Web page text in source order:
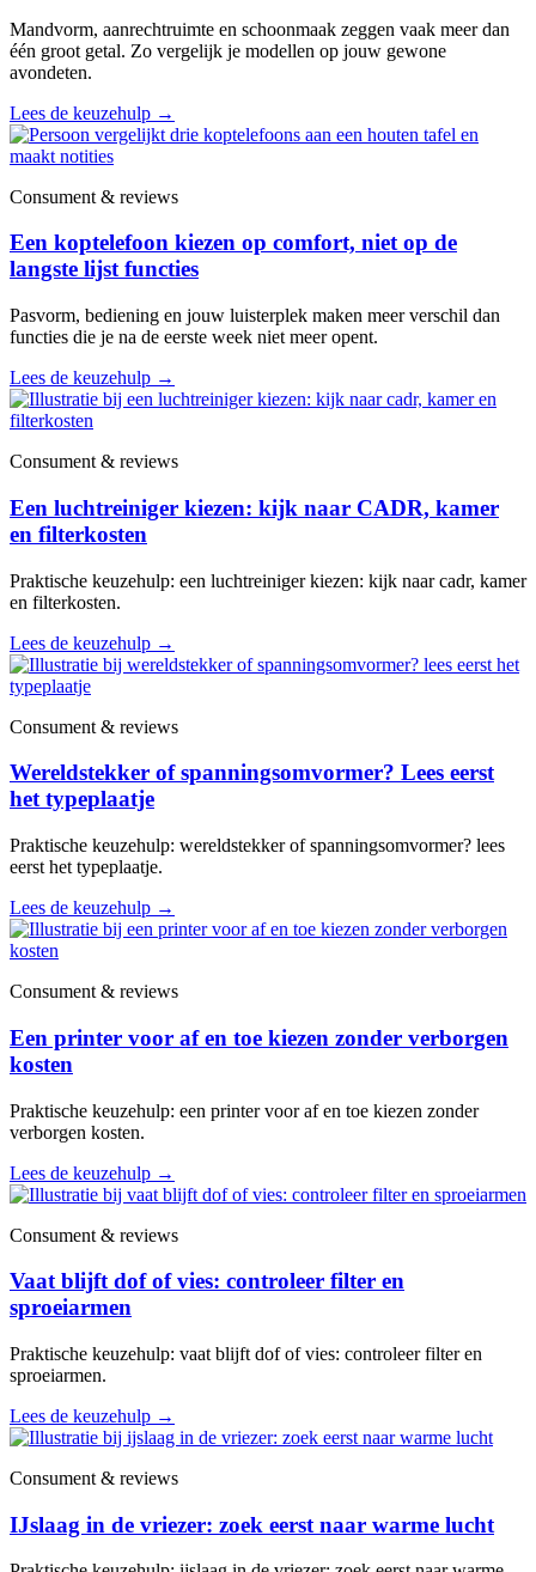
Mandvorm, aanrechtruimte en schoonmaak zeggen vaak meer dan
één groot getal. Zo vergelijk je modellen op jouw gewone
avondeten.
Lees de keuzehulp →
Consument & reviews
Een koptelefoon kiezen op comfort, niet op de
langste lijst functies
Pasvorm, bediening en jouw luisterplek maken meer verschil dan
functies die je na de eerste week niet meer opent.
Lees de keuzehulp →
Consument & reviews
Een luchtreiniger kiezen: kijk naar CADR, kamer
en filterkosten
Praktische keuzehulp: een luchtreiniger kiezen: kijk naar cadr, kamer
en filterkosten.
Lees de keuzehulp →
Consument & reviews
Wereldstekker of spanningsomvormer? Lees eerst
het typeplaatje
Praktische keuzehulp: wereldstekker of spanningsomvormer? lees
eerst het typeplaatje.
Lees de keuzehulp →
Consument & reviews
Een printer voor af en toe kiezen zonder verborgen
kosten
Praktische keuzehulp: een printer voor af en toe kiezen zonder
verborgen kosten.
Lees de keuzehulp →
Consument & reviews
Vaat blijft dof of vies: controleer filter en
sproeiarmen
Praktische keuzehulp: vaat blijft dof of vies: controleer filter en
sproeiarmen.
Lees de keuzehulp →
Consument & reviews
IJslaag in de vriezer: zoek eerst naar warme lucht